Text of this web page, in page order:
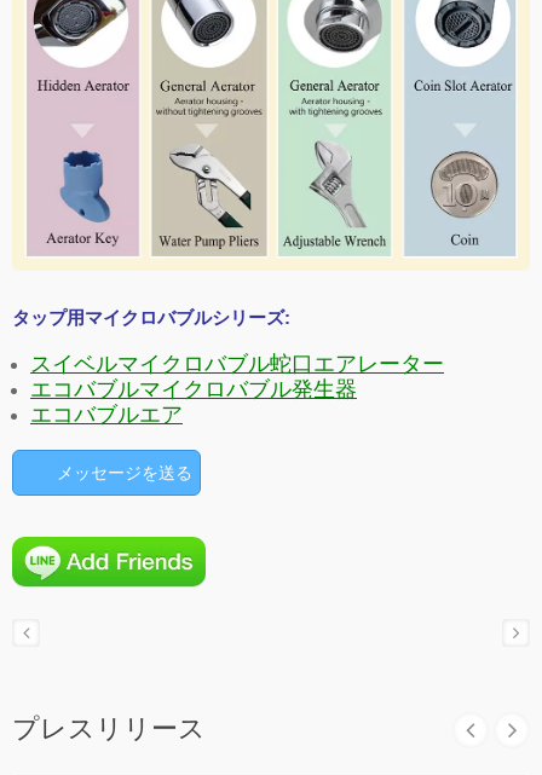
タップ用マイクロバブルシリーズ:
スイベルマイクロバブル蛇口エアレーター
エコバブルマイクロバブル発生器
エコバブルエア
メッセージを送る
プレスリリース